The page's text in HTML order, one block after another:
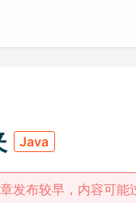
Java
发布较早，内容可能